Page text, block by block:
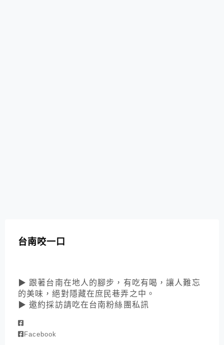
台南咬一口
▶ 跟著台南在地人的腳步，有吃有喝，讓人難忘
的美味，絕對隱藏在庶民巷弄之中。
▶ 邀約採訪請吃在台南粉絲團私訊
Facebook